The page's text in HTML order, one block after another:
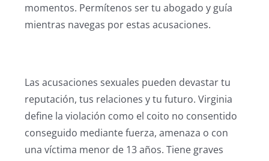
momentos. Permítenos ser tu abogado y guía
mientras navegas por estas acusaciones.
Las acusaciones sexuales pueden devastar tu
reputación, tus relaciones y tu futuro. Virginia
define la violación como el coito no consentido
conseguido mediante fuerza, amenaza o con
una víctima menor de 13 años. Tiene graves